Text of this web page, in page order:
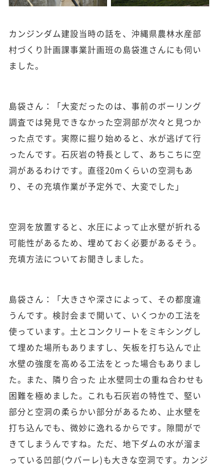
カンジンダム建設当時の話を、沖縄県農林水産部
村づくり計画課事業計画班の島袋進さんにも伺い
ました。
島袋さん：「大変だったのは、事前のボーリング
調査では発見できなかった空洞部が次々と見つか
った点です。実際に掘り始めると、水が逃げて行
ったんです。石灰岩の特長として、あちこちに空
洞があるわけです。直径20mくらいの空洞もあ
り、その充填作業が予定外で、大変でした」
空洞を放置すると、水圧によって止水壁が折れる
可能性があるため、埋めておく必要があるそう。
充填方法についてお聞きしました。
島袋さん：「大きさや深さによって、その都度違
うんです。検討会まで開いて、いくつかの工法を
使っています。土とコンクリートをミキシングし
て埋めた場所もありますし、矢板を打ち込んで止
水壁の強度を高める工法をとった場合もありまし
た。また、隣り合った 止水壁同士の重ね合わせも
困難を極めました。これも石灰岩の特性で、堅い
部分と空洞の柔らかい部分があるため、止水壁を
打ち込んでも、微妙に逸れるからです。隙間がで
きてしまうんですね。ただ、地下ダムの水が溜ま
っている凹部(ウバーレ)も大きな空洞です。カンジ